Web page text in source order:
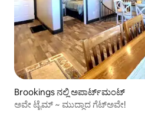
Brookings ನಲ್ಲಿ ಅಪಾರ್ಟ್‌ಮಂಟ್
ಅವೇ ಟೈಮ್ ~ ಮುದ್ದಾದ ಗೆಟ್‌ಅವೇ!